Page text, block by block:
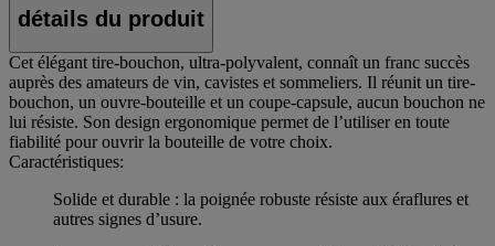
détails du produit
Cet élégant tire-bouchon, ultra-polyvalent, connaît un franc succès
auprès des amateurs de vin, cavistes et sommeliers. Il réunit un tire-
bouchon, un ouvre-bouteille et un coupe-capsule, aucun bouchon ne
lui résiste. Son design ergonomique permet de l’utiliser en toute
fiabilité pour ouvrir la bouteille de votre choix.
Caractéristiques:
Solide et durable : la poignée robuste résiste aux éraflures et
autres signes d’usure.